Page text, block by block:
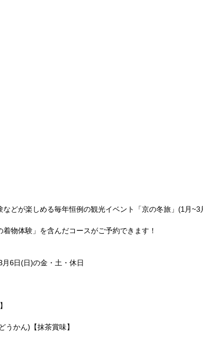
どが楽しめる毎年恒例の観光イベント「京の冬旅」(1月~3
物体験」を含んだコースがご予約できます！
6日(日)の金・土・休日
かん)【抹茶賞味】